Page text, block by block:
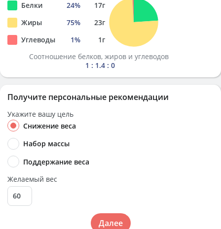
Белки 24% 17г
Жиры
75% 23г
Углеводы
1% 1г
Соотношение белков, жиров и углеводов
1 : 1.4 : 0
Получите персональные рекомендации
Укажите вашу цель
Снижение веса
Набор массы
Поддержание веса
Желаемый вес
Далее